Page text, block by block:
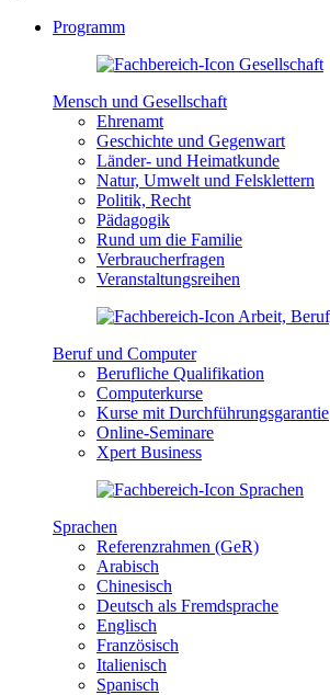
Programm
Mensch und Gesellschaft
Ehrenamt
Geschichte und Gegenwart
Länder- und Heimatkunde
Natur, Umwelt und Felsklettern
Politik, Recht
Pädagogik
Rund um die Familie
Verbraucherfragen
Veranstaltungsreihen
Beruf und Computer
Berufliche Qualifikation
Computerkurse
Kurse mit Durchführungsgarantie
Online-Seminare
Xpert Business
Sprachen
Referenzrahmen (GeR)
Arabisch
Chinesisch
Deutsch als Fremdsprache
Englisch
Französisch
Italienisch
Spanisch